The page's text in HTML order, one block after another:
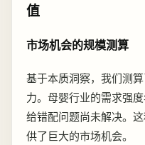
值
市场机会的规模测算
基于本质洞察，我们测
力。母婴行业的需求强
给错配问题尚未解决。
供了巨大的市场机会。